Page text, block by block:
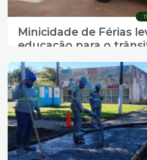
Minicidade de Férias
educação para o
Noroeste